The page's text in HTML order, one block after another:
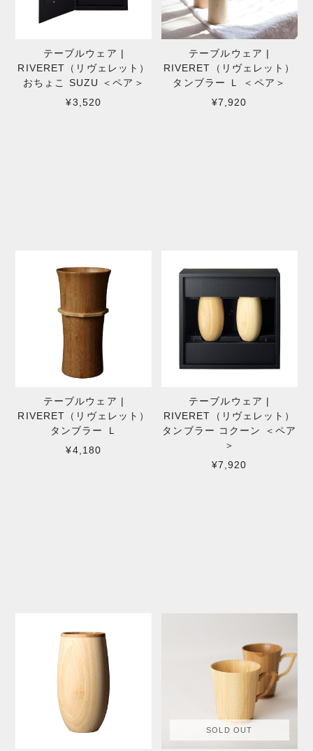
テーブルウェア |
RIVERET（リヴェレット）
おちょこ SUZU ＜ペア＞
¥3,520
テーブルウェア |
RIVERET（リヴェレット）
タンブラー Ｌ ＜ペア＞
¥7,920
テーブルウェア |
RIVERET（リヴェレット）
タンブラー Ｌ
¥4,180
テーブルウェア |
RIVERET（リヴェレット）
タンブラー コクーン ＜ペア
＞
¥7,920
SOLD OUT